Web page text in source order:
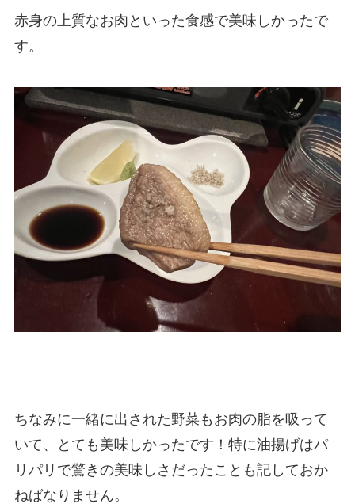
赤身の上質なお肉といった食感で美味しかったで
す。
ちなみに一緒に出された野菜もお肉の脂を吸って
いて、とても美味しかったです！特に油揚げはパ
リパリで驚きの美味しさだったことも記しておか
ねばなりません。